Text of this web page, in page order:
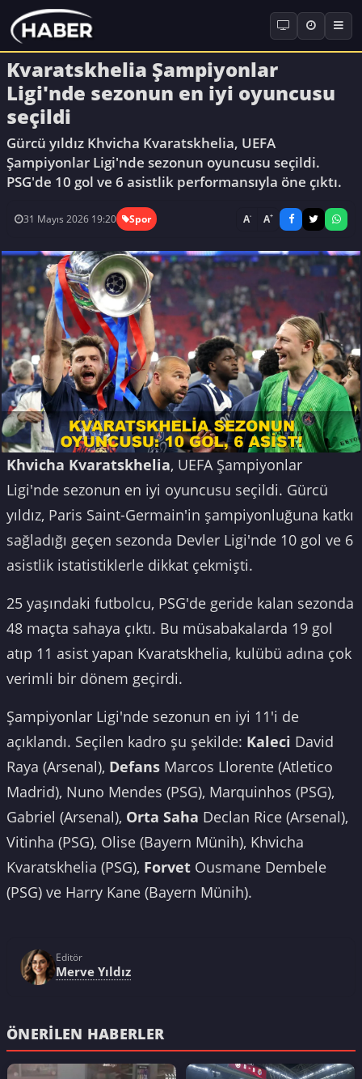
Kvaratskhelia Şampiyonlar
Ligi'nde sezonun en iyi oyuncusu
seçildi
Gürcü yıldız Khvicha Kvaratskhelia, UEFA
Şampiyonlar Ligi'nde sezonun oyuncusu seçildi.
PSG'de 10 gol ve 6 asistlik performansıyla öne çıktı.
31 Mayıs 2026 19:20 Spor A- A+
Khvicha Kvaratskhelia, UEFA Şampiyonlar
Ligi'nde sezonun en iyi oyuncusu seçildi. Gürcü
yıldız, Paris Saint-Germain'in şampiyonluğuna katkı
sağladığı geçen sezonda Devler Ligi'nde 10 gol ve 6
asistlik istatistiklerle dikkat çekmişti.
25 yaşındaki futbolcu, PSG'de geride kalan sezonda
48 maçta sahaya çıktı. Bu müsabakalarda 19 gol
atıp 11 asist yapan Kvaratskhelia, kulübü adına çok
verimli bir dönem geçirdi.
Şampiyonlar Ligi'nde sezonun en iyi 11'i de
açıklandı. Seçilen kadro şu şekilde: Kaleci David
Raya (Arsenal), Defans Marcos Llorente (Atletico
Madrid), Nuno Mendes (PSG), Marquinhos (PSG),
Gabriel (Arsenal), Orta Saha Declan Rice (Arsenal),
Vitinha (PSG), Olise (Bayern Münih), Khvicha
Kvaratskhelia (PSG), Forvet Ousmane Dembele
(PSG) ve Harry Kane (Bayern Münih).
Editör
Merve Yıldız
ÖNERILEN HABERLER